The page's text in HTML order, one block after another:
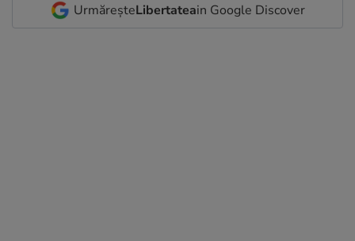
UrmăreșteLibertateain Google Discover